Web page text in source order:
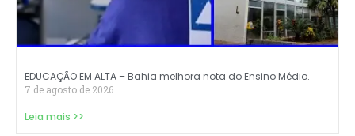
EDUCAÇÃO EM ALTA – Bahia melhora nota do Ensino Médio.
7 de agosto de 2026
Leia mais >>